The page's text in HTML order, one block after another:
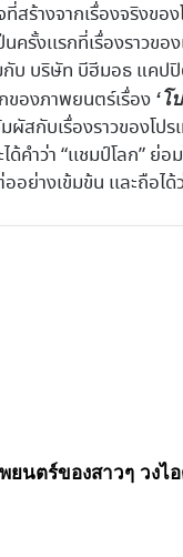
สร้างจากเรื่องจริงข
ครั้งเเรกที่เรื่องราวข
บ บริษัท บีฮีมอธ แคป
ของภาพยนตร์เรื่อง ‘โ
ผัสกับเรื่องราวของโ
ำว่า “เเชมป์โลก” ย่อ
ย่างเข้มข้น เเละถือ
นตร์ของสาวๆ วงไ